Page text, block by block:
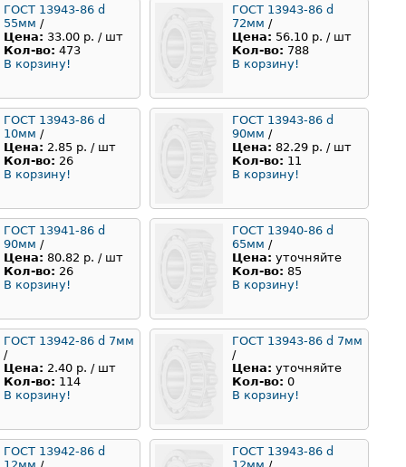
ГОСТ 13943-86 d
55мм /
Цена: 33.00 р. / шт
Кол-во: 473
В корзину!
ГОСТ 13943-86 d
72мм /
Цена: 56.10 р. / шт
Кол-во: 788
В корзину!
ГОСТ 13943-86 d
10мм /
Цена: 2.85 р. / шт
Кол-во: 26
В корзину!
ГОСТ 13943-86 d
90мм /
Цена: 82.29 р. / шт
Кол-во: 11
В корзину!
ГОСТ 13941-86 d
90мм /
Цена: 80.82 р. / шт
Кол-во: 26
В корзину!
ГОСТ 13940-86 d
65мм /
Цена: уточняйте
Кол-во: 85
В корзину!
ГОСТ 13942-86 d 7мм
/
Цена: 2.40 р. / шт
Кол-во: 114
В корзину!
ГОСТ 13943-86 d 7мм
/
Цена: уточняйте
Кол-во: 0
В корзину!
ГОСТ 13942-86 d
ГОСТ 13943-86 d